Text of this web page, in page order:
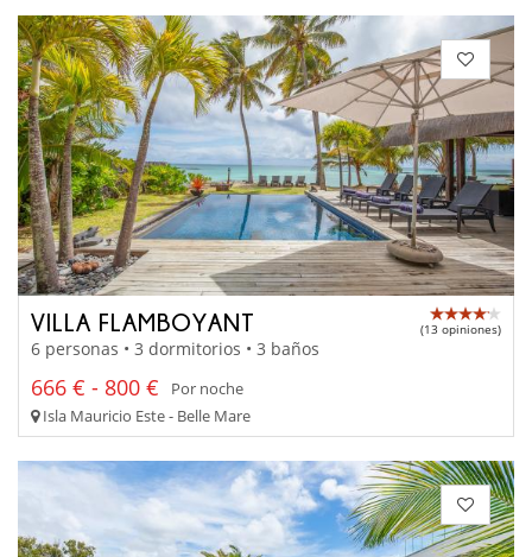
VILLA FLAMBOYANT (13 opiniones)
6 personas • 3 dormitorios • 3 baños
666 € - 800 €
Por noche
Isla Mauricio Este - Belle Mare